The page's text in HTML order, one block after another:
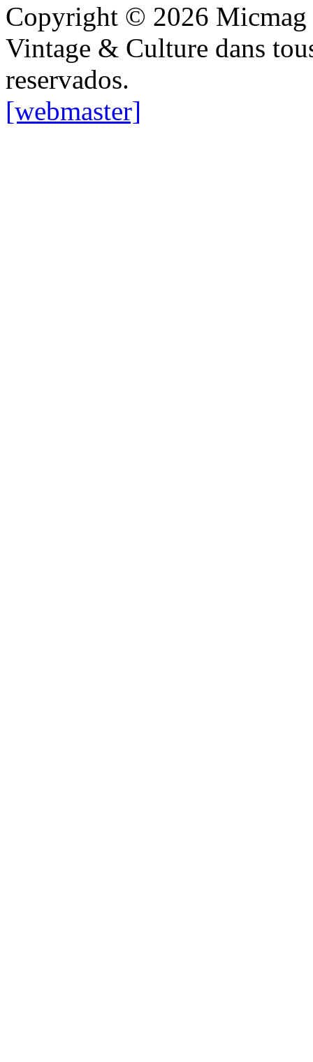
Copyright © 2026 Micmag
Vintage & Culture dans
reservados.
[webmaster]